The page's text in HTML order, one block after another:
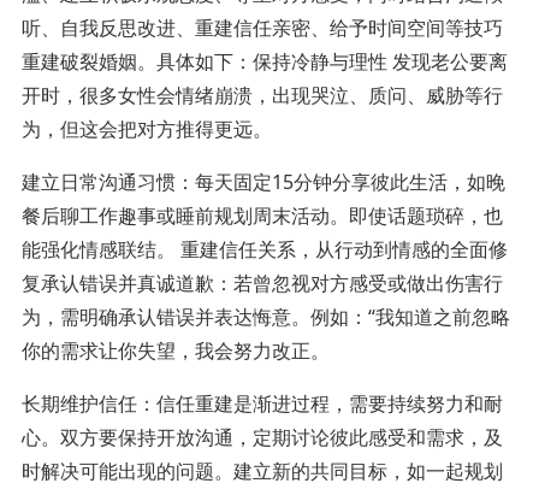
听、自我反思改进、重建信任亲密、给予时间空间等技巧
重建破裂婚姻。具体如下：保持冷静与理性 发现老公要离
开时，很多女性会情绪崩溃，出现哭泣、质问、威胁等行
为，但这会把对方推得更远。
建立日常沟通习惯：每天固定15分钟分享彼此生活，如晚
餐后聊工作趣事或睡前规划周末活动。即使话题琐碎，也
能强化情感联结。 重建信任关系，从行动到情感的全面修
复承认错误并真诚道歉：若曾忽视对方感受或做出伤害行
为，需明确承认错误并表达悔意。例如：“我知道之前忽略
你的需求让你失望，我会努力改正。
长期维护信任：信任重建是渐进过程，需要持续努力和耐
心。双方要保持开放沟通，定期讨论彼此感受和需求，及
时解决可能出现的问题。建立新的共同目标，如一起规划